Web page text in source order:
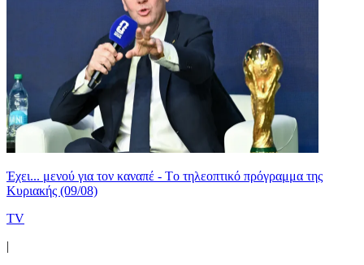
Έχει... μενού για τον καναπέ - Tο τηλεοπτικό πρόγραμμα της
Κυριακής (09/08)
TV
|